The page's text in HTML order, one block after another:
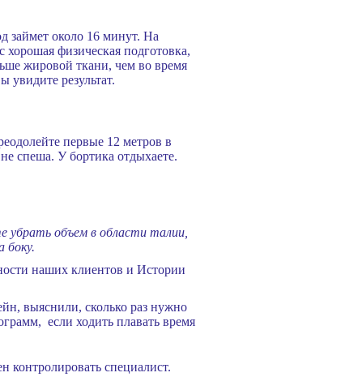
займет около 16 минут. На
физическая подготовка,
жировой ткани, чем во время
результат.
первые 12 метров в
спеша. У бортика отдыхаете.
убрать объем в области талии,
боку.
наших клиентов и Истории
выяснили, сколько раз нужно
если ходить плавать время
контролировать специалист.